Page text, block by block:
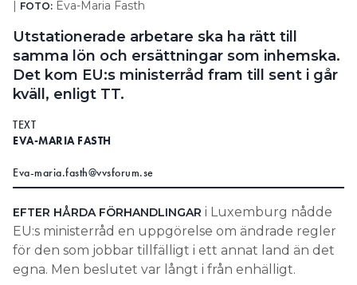
Search for:
FOTO: Eva-Maria Fasth
Utstationerade arbetare ska ha rätt till
samma lön och ersättningar som inhemska.
Det kom EU:s ministerråd fram till sent i går
kväll, enligt TT.
TEXT
EVA-MARIA FASTH
Eva-maria.fasth@vvsforum.se
EFTER HÅRDA FÖRHANDLINGAR i Luxemburg nådde
EU:s ministerråd en uppgörelse om ändrade regler
för den som jobbar tillfälligt i ett annat land än det
egna. Men beslutet var långt i från enhälligt.